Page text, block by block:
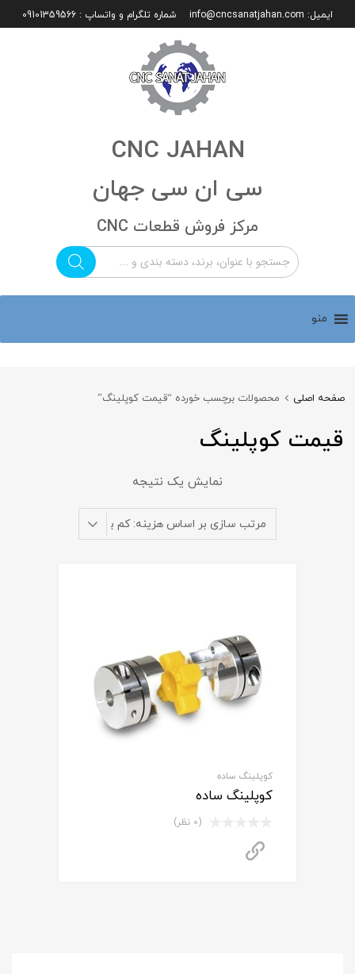
ایمیل: info@cncsanatjahan.com شماره تلگرام و واتساپ : 09101359566
CNC JAHAN
سی ان سی جهان
مرکز فروش قطعات CNC
منو
صفحه اصلی محصولات برچسب خورده “قیمت کوپلینگ”
قیمت کوپلینگ
نمایش یک نتیجه
کوپلینگ ساده
کوپلینگ ساده
(0 نظر)